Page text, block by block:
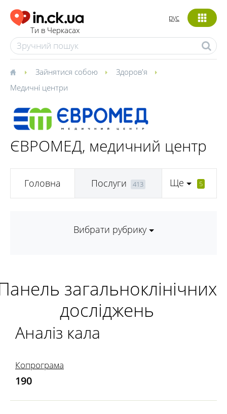
Ти в Черкасах
рус
Зайнятися собою
Здоров'я
Медичні центри
ЄВРОМЕД, медичний центр
Головна Послуги 413 Ще 5
Вибрати рубрику
загальноклінічних
досліджень
Аналіз кала
Копрограма
190